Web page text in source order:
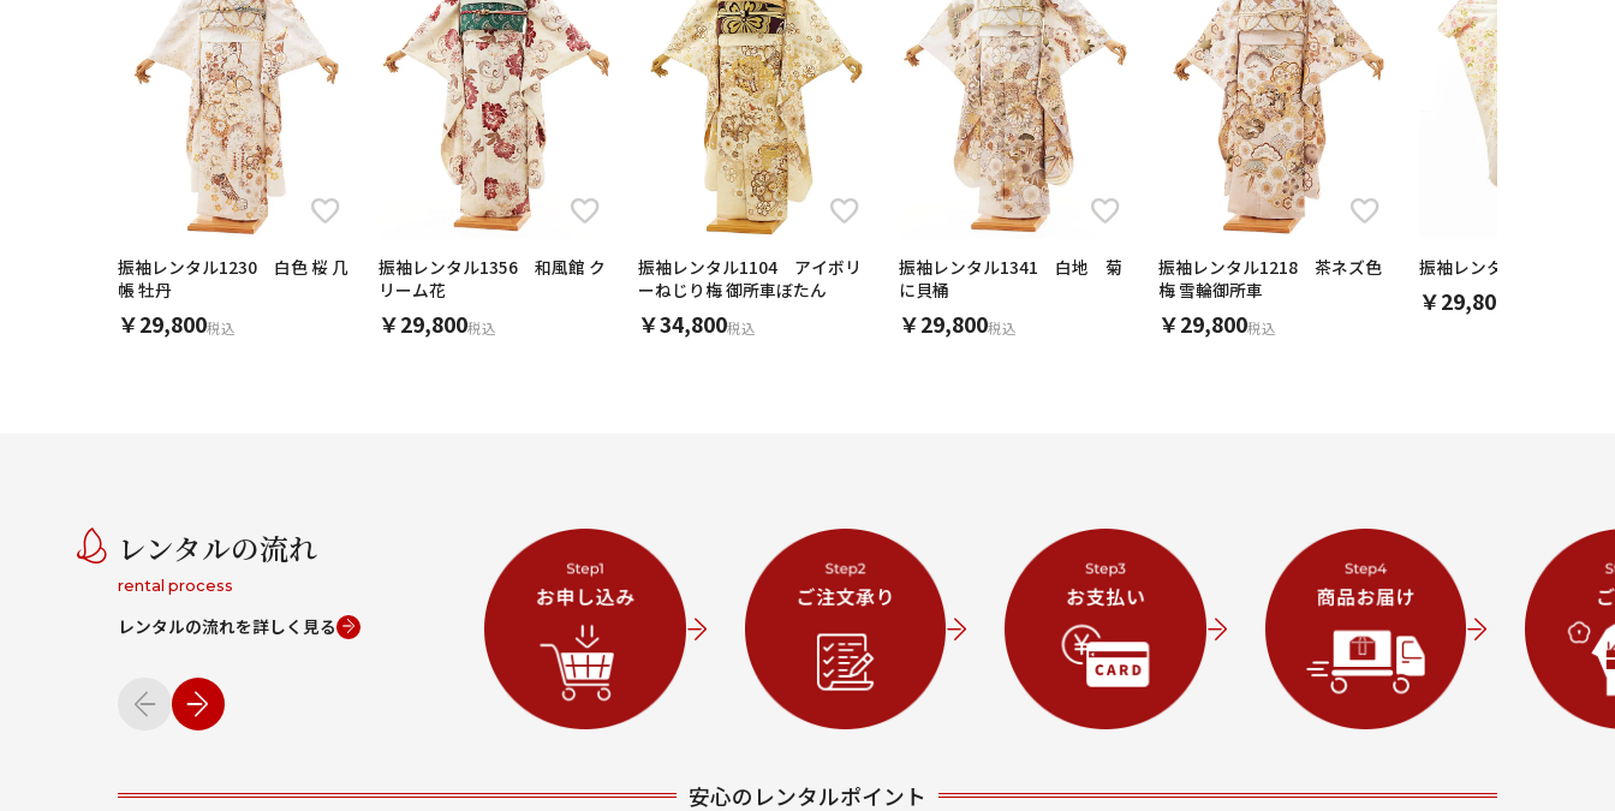
振袖レンタル1230 白色 桜 几
帳 牡丹
￥29,800税込
振袖レンタル1356 和風館 ク
リーム花
￥29,800税込
振袖レンタル1104 アイボリ
ーねじり梅 御所車ぼたん
￥34,800税込
振袖レンタル1341 白地 菊
に貝桶
￥29,800税込
振袖レンタル1218 茶ネズ色
梅 雪輪御所車
￥29,800税込
振袖レンタル844白地に
￥29,800
レンタルの流れ
rental process
レンタルの流れを詳しく見る
安心のレンタルポイント